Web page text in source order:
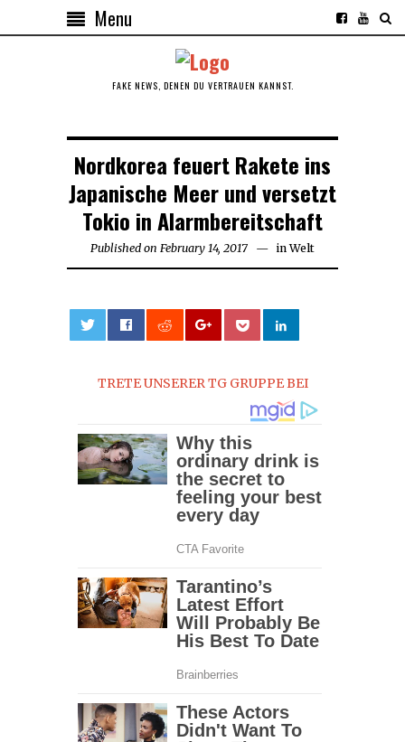
Menu
FAKE NEWS, DENEN DU VERTRAUEN KANNST.
Nordkorea feuert Rakete ins
Japanische Meer und versetzt
Tokio in Alarmbereitschaft
Published on February 14, 2017 February
in Welt
TRETE UNSERER TG GRUPPE BEI